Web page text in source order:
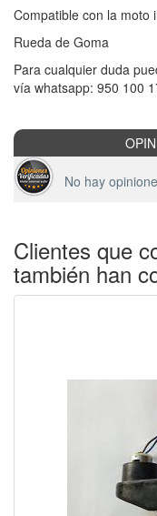
Compatible con la moto
Rueda de Goma
Para cualquier duda
vía whatsapp: 950 100
No hay
Clientes que
también han